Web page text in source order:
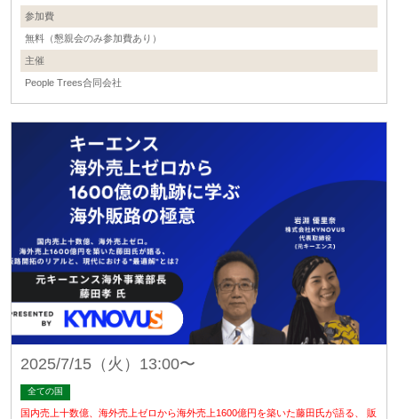
参加費
無料（懇親会のみ参加費あり）
主催
People Trees合同会社
2025/7/15（火）13:00〜
全ての国
国内売上十数億、海外売上ゼロから海外売上1600億円を築いた藤田氏が語る、 販